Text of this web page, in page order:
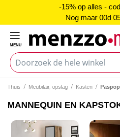
-15% op alles -
Nog maar 00d
MENU
Thuis Meubilair, opslag Kasten
MANNEQUIN EN